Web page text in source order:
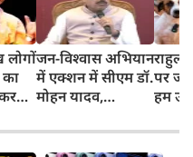
लोगोंजन-विश्वास अभियान
में एक्शन में सीएम डॉ.
मोहन यादव,
सहित तीन को किया
राहुल
पर जो
हम